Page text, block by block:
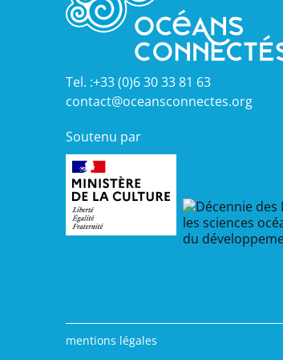
Tel. :+33 (0)6 30 33 81 63
contact@oceansconnectes.org
Soutenu par
mentions légales